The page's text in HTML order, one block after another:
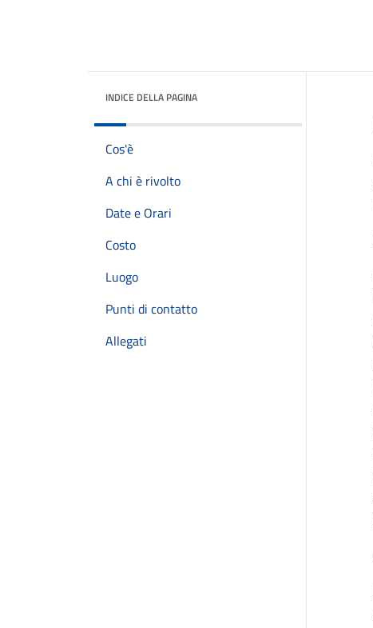
INDICE DELLA PAGINA
Cos'è
A chi è rivolto
Date e Orari
Costo
Luogo
Punti di contatto
Allegati